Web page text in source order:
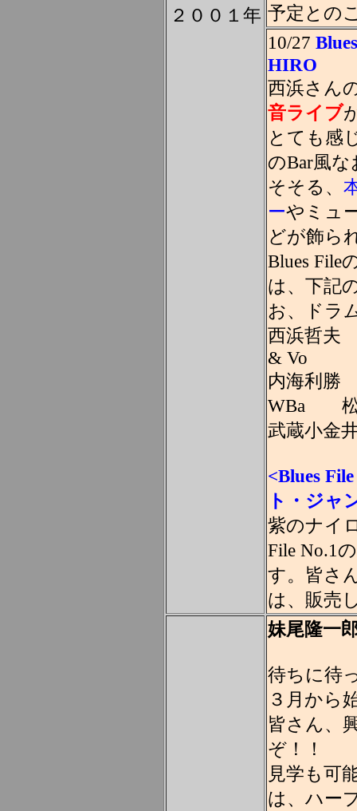
２００１年 予定との
10/27
HIRO
西浜さん
音ライブ
とても感
のBar風
そそる、
ーやミュ
どが飾ら
Blues File
は、下記
お、ドラ
西浜哲
& Vo
内海利
WBa 松
武蔵小金
<Blues
ト・ジャ
紫のナイ
File No.1
す。皆さ
は、販売
妹尾隆一
待ちに待
３月から
皆さん、
ぞ！！
見学も可
は、ハー